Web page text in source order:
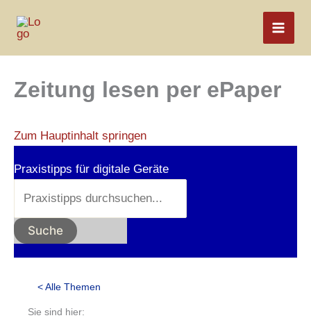
Inhalt
Zeitung lesen per ePaper
Zum Hauptinhalt springen
Praxistipps für digitale Geräte
Suche
< Alle Themen
Sie sind hier: